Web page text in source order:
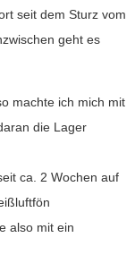
seit dem Sturz vom
geht es
machte ich mich mit
die Lager
ca. 2 Wochen auf
also mit ein